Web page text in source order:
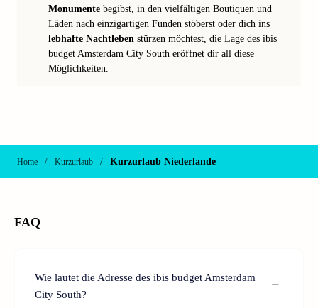
Monumente begibst, in den vielfältigen Boutiquen und
Läden nach einzigartigen Funden stöberst oder dich ins
lebhafte Nachtleben stürzen möchtest, die Lage des ibis
budget Amsterdam City South eröffnet dir all diese
Möglichkeiten.
Home / Kurzurlaub / Kurzurlaub Niederlande
FAQ
Wie lautet die Adresse des ibis budget Amsterdam
City South?